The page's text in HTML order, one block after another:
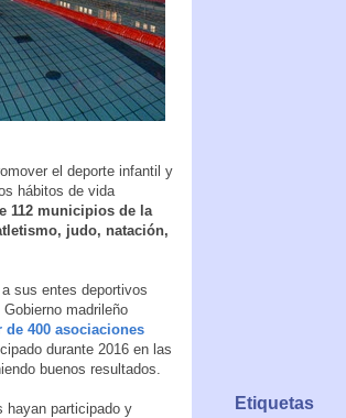
el deporte infantil y
hábitos de vida
112 municipios de la
judo, natación,
sus entes deportivos
madrileño
de 400 asociaciones
durante 2016 en las
buenos resultados.
hayan participado y
Etiquetas